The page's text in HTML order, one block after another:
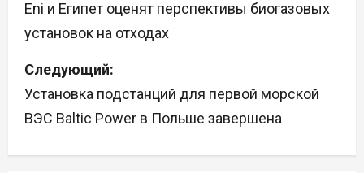
а
в
и
г
Eni и Египет оценят перспективы биогазовых
установок на отходах
Следующий:
Установка подстанций для первой морской
ВЭС Baltic Power в Польше завершена